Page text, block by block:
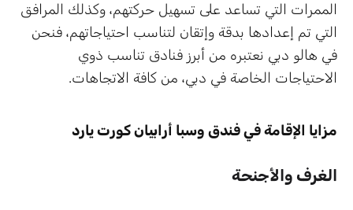
الممرات التي تساعد على تسهيل حركتهم، وكذلك المرافق
التي تم إعدادها بدقة وإتقان لتناسب احتياجاتهم، فنحن
في هالو دبي نعتبره من أبرز فنادق تناسب ذوي
الاحتياجات الخاصة في دبي، من كافة الاتجاهات.
مزايا الإقامة في فندق وسبا أرابيان كورت يارد
الغرف والأجنحة